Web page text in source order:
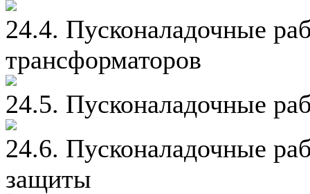
24.4. Пусконаладочные
трансформаторов
24.5. Пусконаладочные
24.6. Пусконаладочные
защиты